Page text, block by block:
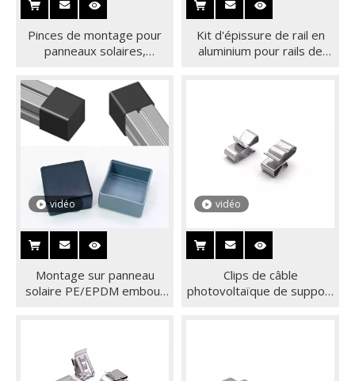
Pinces de montage pour
panneaux solaires,
Kit d'épissure de rail en
aluminium pour rails de
vidéo
Montage sur panneau
solaire PE/EPDM embout
vidéo
Clips de câble
photovoltaïque de support